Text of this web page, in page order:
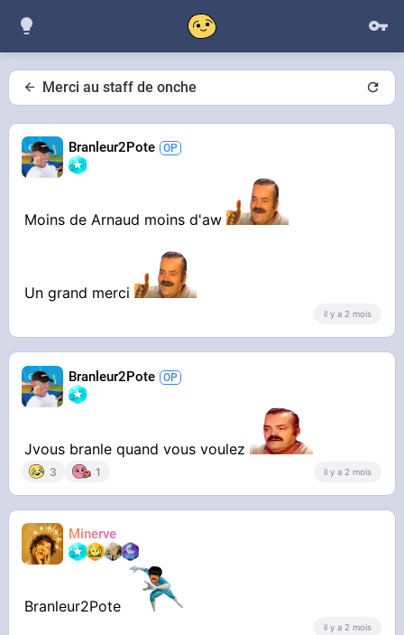
Merci au staff de onche
Branleur2Pote
Moins de Arnaud moins d'aw
Un grand merci
il y a 2 mois
Branleur2Pote
Jvous branle quand vous voulez
3 1 il y a 2 mois
Minerve
Branleur2Pote
il y a 2 mois